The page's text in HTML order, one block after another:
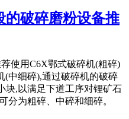
的破碎磨粉设备推
使用C6X鄂式破碎机(粗碎)
(中细碎),通过破碎机的破碎
块,以满足下道工序对锂矿石
分为粗碎、中碎和细碎。